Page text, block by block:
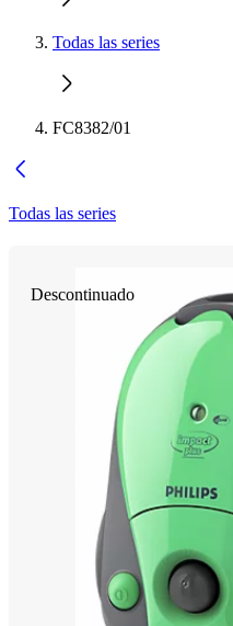
Todas las series
FC8382/01
Todas las series
Descontinuado